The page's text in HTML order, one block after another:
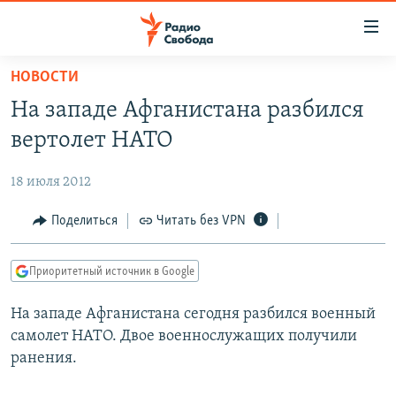
упрощенного
доступа
основному
Вернутся
главной
навигации
Вернутся
поиску
ПОДКАСТЫ
АВТОРСКИЕ ПРОЕКТЫ
ЦИТАТЫ СВОБОДЫ
МНЕНИЯ
IDEL.РЕАЛИИ
КАВКАЗ.РЕАЛИИ
НОВОСТИ
На западе Афганистана разбился
вертолет НАТО
18 июля 2012
Поделиться Читать без VPN
Приоритетный источник в Google
На западе Афганистана сегодня разбился военный
самолет НАТО. Двое военнослужащих получили
ранения.